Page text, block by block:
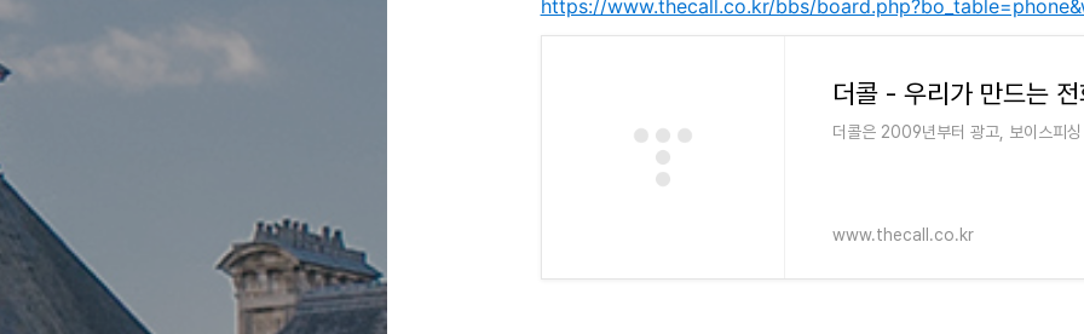
https://www.thecall.co.kr/bbs/
더콜 - 우리가 만드는
더콜은 2009년부터 광고, 보이스피
www.thecall.co.kr